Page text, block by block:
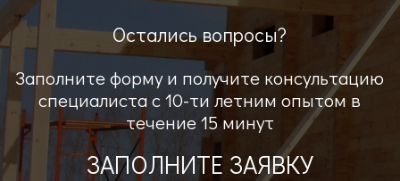
Остались вопросы?
Заполните форму и получите консультацию
специалиста с 10-ти летним опытом в
течение 15 минут
ЗАПОЛНИТЕ ЗАЯВКУ